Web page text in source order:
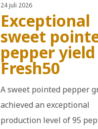
24 juli 2026
Exceptional
sweet
pepper
Fresh50
A sweet pointed pepper
achieved an exceptional
production level of 95